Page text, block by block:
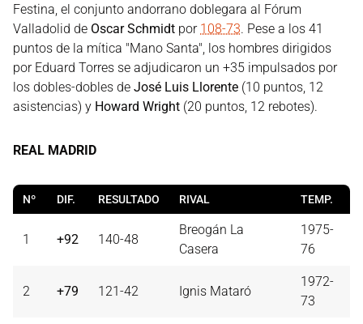
Festina, el conjunto andorrano doblegara al Fórum
Valladolid de Oscar Schmidt por 108-73. Pese a los 41
puntos de la mítica "Mano Santa", los hombres dirigidos
por Eduard Torres se adjudicaron un +35 impulsados por
los dobles-dobles de José Luis Llorente (10 puntos, 12
asistencias) y Howard Wright (20 puntos, 12 rebotes).
REAL MADRID
Nº DIF. RESULTADO RIVAL TEMP.
1 +92 140-48
Breogán La
Casera
1975-
76
2 +79 121-42 Ignis Mataró
1972-
73